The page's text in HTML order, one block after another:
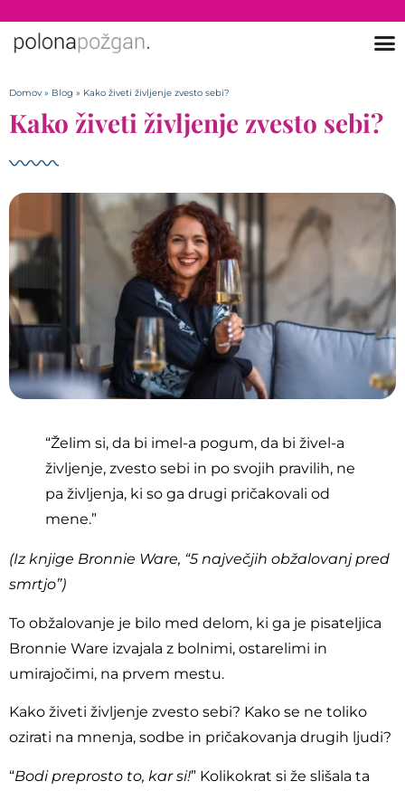
Domov» Blog » Kako živeti življenje zvesto sebi?
Kako živeti življenje zvesto sebi?
“Želim si, da bi imel-a pogum, da bi živel-a
življenje, zvesto sebi in po svojih pravilih, ne
pa življenja, ki so ga drugi pričakovali od
mene.”
(Iz knjige Bronnie Ware, “5 največjih obžalovanj pred
smrtjo”)
To obžalovanje je bilo med delom, ki ga je pisateljica
Bronnie Ware izvajala z bolnimi, ostarelimi in
umirajočimi, na prvem mestu.
Kako živeti življenje zvesto sebi? Kako se ne toliko
ozirati na mnenja, sodbe in pričakovanja drugih ljudi?
“Bodi preprosto to, kar si!” Kolikokrat si že slišala ta